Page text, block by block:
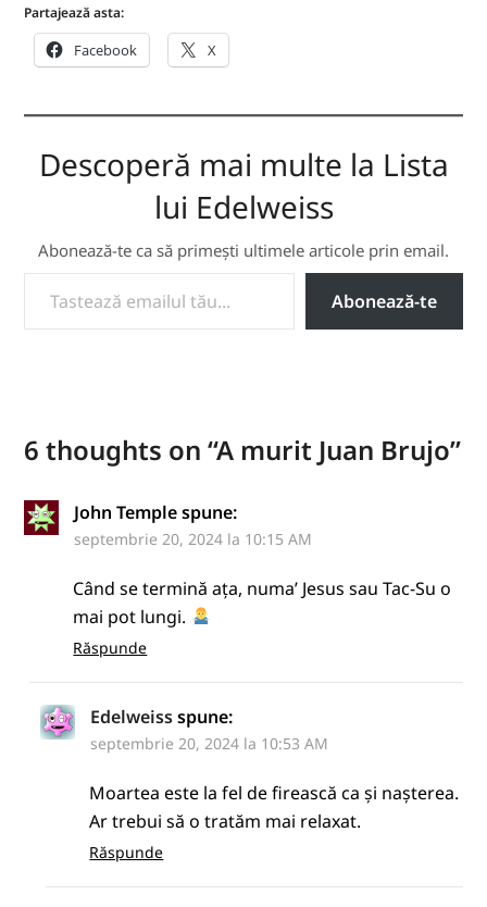
Partajează asta:
Facebook X
Descoperă mai multe la Lista
lui Edelweiss
Abonează-te ca să primești ultimele articole prin email.
TASTEAZĂ EMAILUL TĂU...
Abonează-te
6 thoughts on “A murit Juan Brujo”
John Temple spune:
septembrie 20, 2024 la 10:15 AM
Când se termină ața, numa’ Jesus sau Tac-Su o
mai pot lungi.
Răspunde
Edelweiss spune:
septembrie 20, 2024 la 10:53 AM
Moartea este la fel de firească ca și nașterea.
Ar trebui să o tratăm mai relaxat.
Răspunde